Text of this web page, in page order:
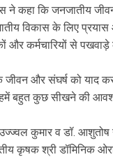
ने कहा कि जनजातीय
विकास के लिए
और कर्मचारियों से
जीवन और संघर्ष को याद
हमें बहुत कुछ सीखने की
कुमार व डॉ. आशुतोष
कृषक श्री डॉमिनिक